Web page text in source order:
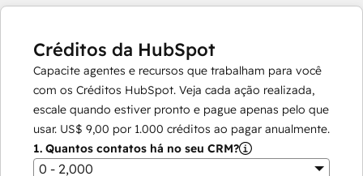
Créditos da HubSpot
Capacite agentes e recursos que trabalham para você
com os Créditos HubSpot. Veja cada ação realizada,
escale quando estiver pronto e pague apenas pelo que
usar. US$ 9,00 por 1.000 créditos ao pagar anualmente.
1. Quantos contatos há no seu CRM?
0 - 2,000